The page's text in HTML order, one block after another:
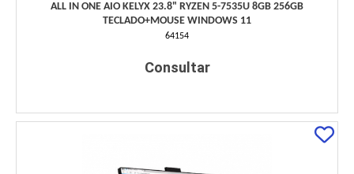
ALL IN ONE AIO KELYX 23.8" RYZEN 5-7535U 8GB 256GB
TECLADO+MOUSE WINDOWS 11
64154
Consultar